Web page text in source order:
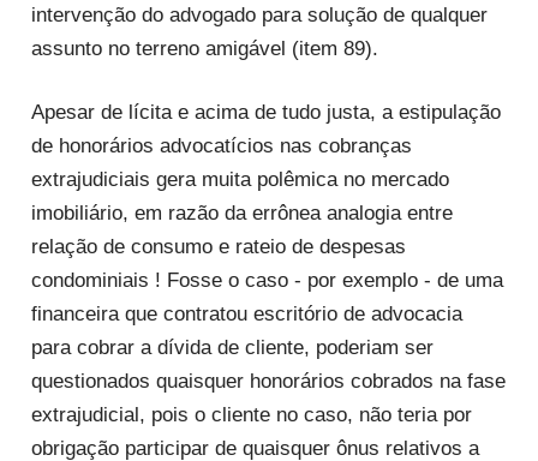
intervenção do advogado para solução de qualquer
assunto no terreno amigável (item 89).
Apesar de lícita e acima de tudo justa, a estipulação
de honorários advocatícios nas cobranças
extrajudiciais gera muita polêmica no mercado
imobiliário, em razão da errônea analogia entre
relação de consumo e rateio de despesas
condominiais ! Fosse o caso - por exemplo - de uma
financeira que contratou escritório de advocacia
para cobrar a dívida de cliente, poderiam ser
questionados quaisquer honorários cobrados na fase
extrajudicial, pois o cliente no caso, não teria por
obrigação participar de quaisquer ônus relativos a